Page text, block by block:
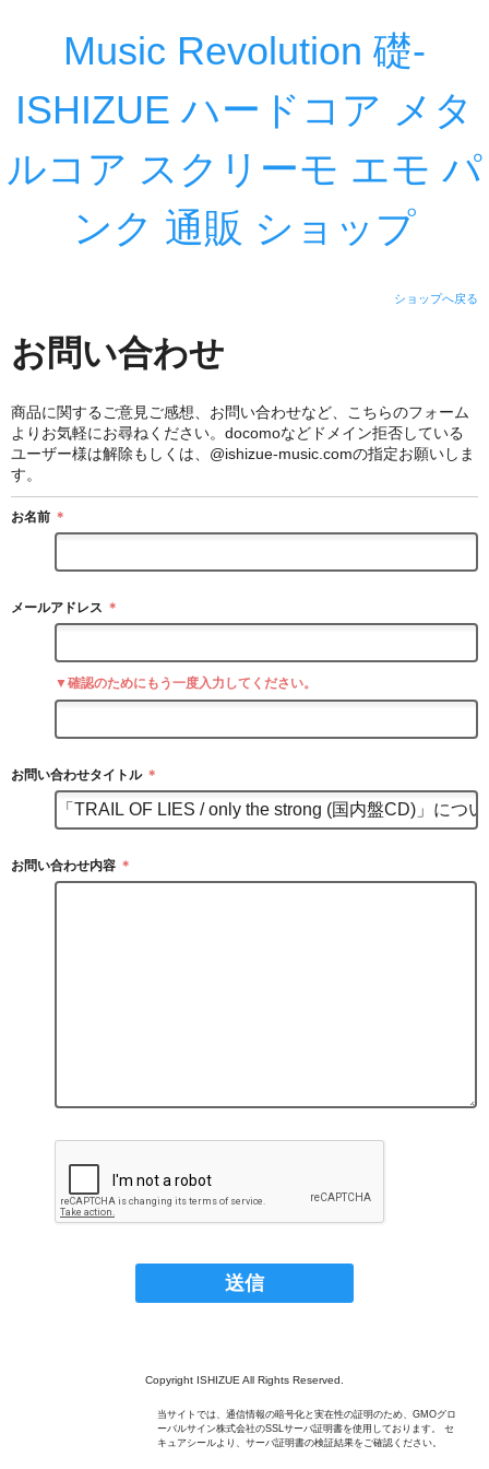
Music Revolution 礎-
ISHIZUE ハードコア メタ
ルコア スクリーモ エモ パ
ンク 通販 ショップ
ショップへ戻る
お問い合わせ
商品に関するご意見ご感想、お問い合わせなど、こちらのフォーム
よりお気軽にお尋ねください。docomoなどドメイン拒否している
ユーザー様は解除もしくは、@ishizue-music.comの指定お願いしま
す。
お名前 ＊
メールアドレス ＊
▼確認のためにもう一度入力してください。
お問い合わせタイトル ＊
お問い合わせ内容 ＊
Copyright ISHIZUE All Rights Reserved.
当サイトでは、通信情報の暗号化と実在性の証明のため、GMOグロ
ーバルサイン株式会社のSSLサーバ証明書を使用しております。 セ
キュアシールより、サーバ証明書の検証結果をご確認ください。